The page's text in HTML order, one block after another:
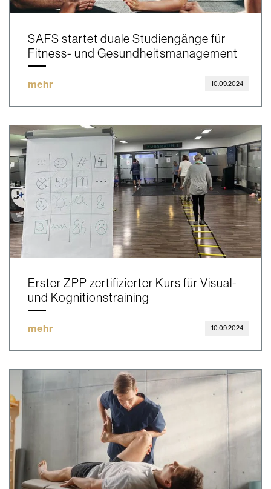
SAFS startet duale Studiengänge für
Fitness- und Gesundheitsmanagement
mehr 10.09.2024
Erster ZPP zertifizierter Kurs für Visual-
und Kognitionstraining
mehr 10.09.2024